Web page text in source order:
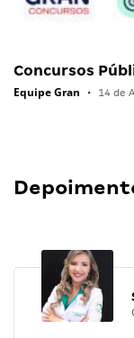
Concursos
Equipe Gran • 14 de